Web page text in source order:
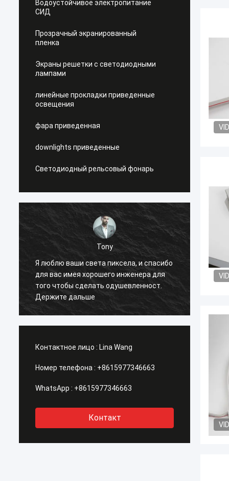
Водоустойчивое электропитание
СИД
Прозрачный экранированный
пленка
Экраны решетки с светодиодными
лампами
линейные прокладки приведенные
освещения
фара приведенная
downlights приведенные
Светодиодный рельсовый фонарь
Tony
Я люблю ваши света пиксела, и спасибо
для вас имея хорошего инженера для
того чтобы сделать одушевленност.
Держите дальше
Контактное лицо : Lina Wang
Номер телефона : +8615977346663
WhatsApp : +8615977346663
Контакт